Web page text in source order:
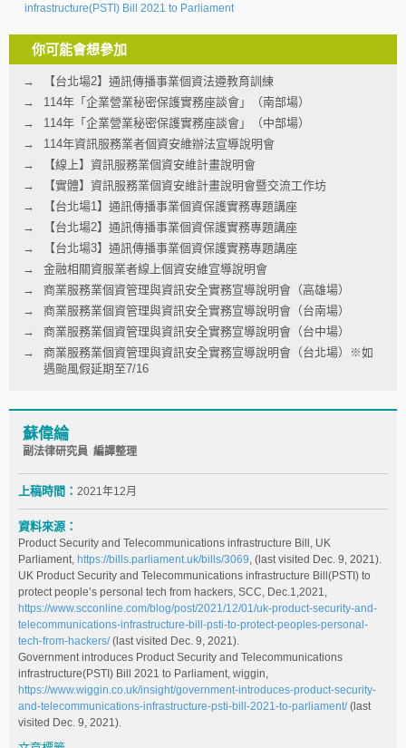
infrastructure(PSTI) Bill 2021 to Parliament
你可能會想參加
【台北場2】通訊傳播事業個資法遵教育訓練
114年「企業營業秘密保護實務座談會」（南部場）
114年「企業營業秘密保護實務座談會」（中部場）
114年資訊服務業者個資安維辦法宣導說明會
【線上】資訊服務業個資安維計畫說明會
【實體】資訊服務業個資安維計畫說明會暨交流工作坊
【台北場1】通訊傳播事業個資保護實務專題講座
【台北場2】通訊傳播事業個資保護實務專題講座
【台北場3】通訊傳播事業個資保護實務專題講座
金融相關資服業者線上個資安維宣導說明會
商業服務業個資管理與資訊安全實務宣導說明會（高雄場）
商業服務業個資管理與資訊安全實務宣導說明會（台南場）
商業服務業個資管理與資訊安全實務宣導說明會（台中場）
商業服務業個資管理與資訊安全實務宣導說明會（台北場）※如
遇颱風假延期至7/16
蘇偉綸
副法律研究員 編譯整理
上稿時間： 2021年12月
資料來源：
Product Security and Telecommunications infrastructure Bill, UK
Parliament, https://bills.parliament.uk/bills/3069, (last visited Dec. 9, 2021).
UK Product Security and Telecommunications infrastructure Bill(PSTI) to
protect people’s personal tech from hackers, SCC, Dec.1,2021,
https://www.scconline.com/blog/post/2021/12/01/uk-product-security-and-
telecommunications-infrastructure-bill-psti-to-protect-peoples-personal-
tech-from-hackers/(last visited Dec. 9, 2021).
Government introduces Product Security and Telecommunications
infrastructure(PSTI) Bill 2021 to Parliament, wiggin,
https://www.wiggin.co.uk/insight/government-introduces-product-security-
and-telecommunications-infrastructure-psti-bill-2021-to-parliament/(last
visited Dec. 9, 2021).